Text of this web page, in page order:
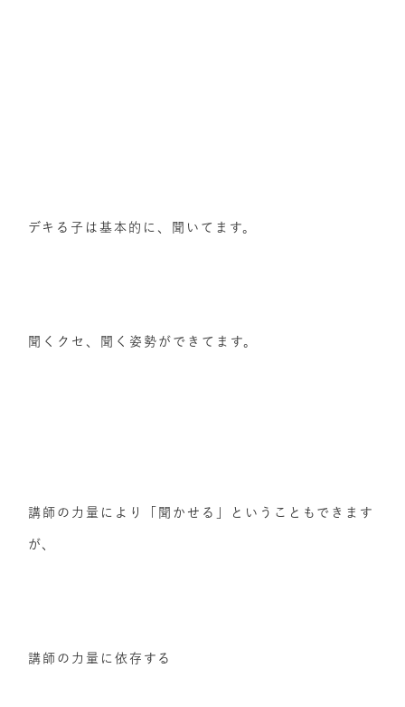
デキる子は基本的に、聞いてます。
聞くクセ、聞く姿勢ができてます。
講師の力量により「聞かせる」ということもできます
が、
講師の力量に依存する